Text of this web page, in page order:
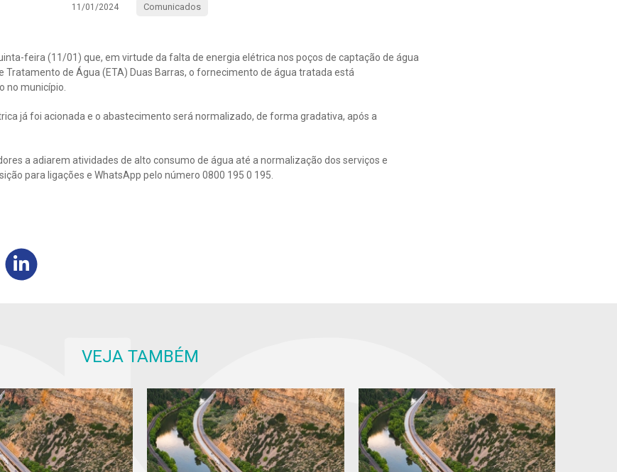
11/01/2024 Comunicados
feira (11/01) que, em virtude da falta de energia elétrica nos poços de captação de água
Tratamento de Água (ETA) Duas Barras, o fornecimento de água tratada está
no município.
já foi acionada e o abastecimento será normalizado, de forma gradativa, após a
a adiarem atividades de alto consumo de água até a normalização dos serviços e
para ligações e WhatsApp pelo número 0800 195 0 195.
VEJA TAMBÉM